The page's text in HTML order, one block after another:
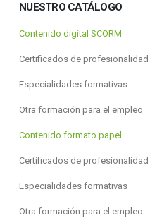
NUESTRO CATÁLOGO
Contenido digital SCORM
Certificados de profesionalidad
Especialidades formativas
Otra formación para el empleo
Contenido formato papel
Certificados de profesionalidad
Especialidades formativas
Otra formación para el empleo